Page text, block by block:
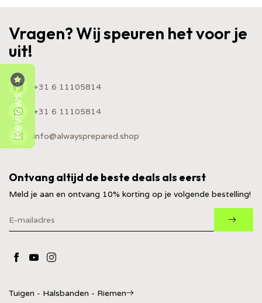
Vragen? Wij speuren het voor je
uit!
+31 6 11105814
+31 6 11105814
info@alwaysprepared.shop
Ontvang altijd de beste deals als eerst
Meld je aan en ontvang 10% korting op je volgende bestelling!
Tuigen - Halsbanden - Riemen
Reviews